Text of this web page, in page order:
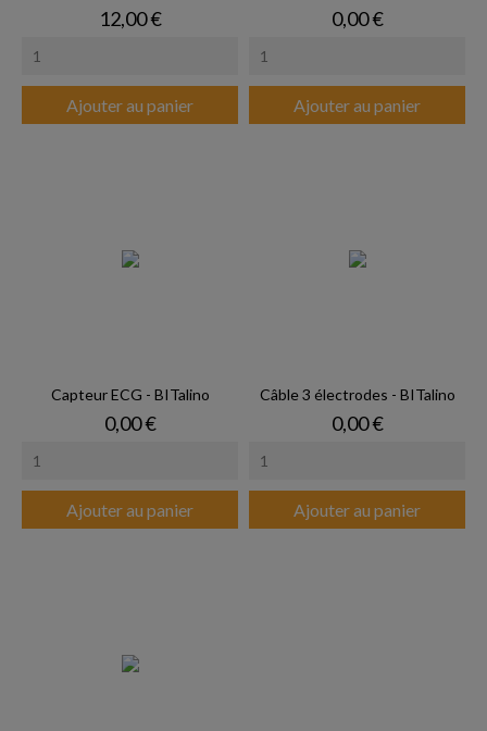
Prix
12,00 €
Ajouter au panier
Prix
0,00 €
Ajouter au panier
Capteur ECG - BITalino
Prix
0,00 €
Ajouter au panier
Câble 3 électrodes - BITalino
Prix
0,00 €
Ajouter au panier